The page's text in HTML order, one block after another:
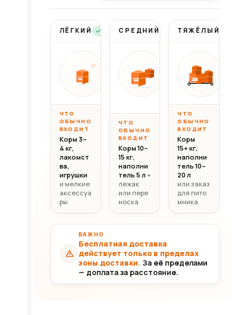
ЛЁГКИЙ Бесплатно
10кг
Вес до 10 кг
10 000 ₸
ЧТО
ОБЫЧНО
ВХОДИТ
Корм 3–
4 кг,
лакомст
ва,
игрушки
и мелкие
аксессуа
ры
СРЕДНИЙ Бесплатно
20кг
Вес 10–20 кг
20 000 ₸
ЧТО
ОБЫЧНО
ВХОДИТ
Корм 10–
15 кг,
наполни
тель 5 л+
лежак
или пере
носка
ТЯЖЁЛЫЙ
30+кг
ЧТО
ОБЫЧНО
ВХОДИТ
Корм
15+ кг,
наполни
тель 10–
20 л
или заказ
для пито
мника
ВАЖНО
Бесплатная доставка
действует только в пределах
зоны доставки. За её пределами
— доплата за расстояние.